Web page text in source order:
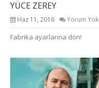
YÜCE ZEREY
Haz 11, 2016 Yorum Yok
Fabrika ayarlarına dön!